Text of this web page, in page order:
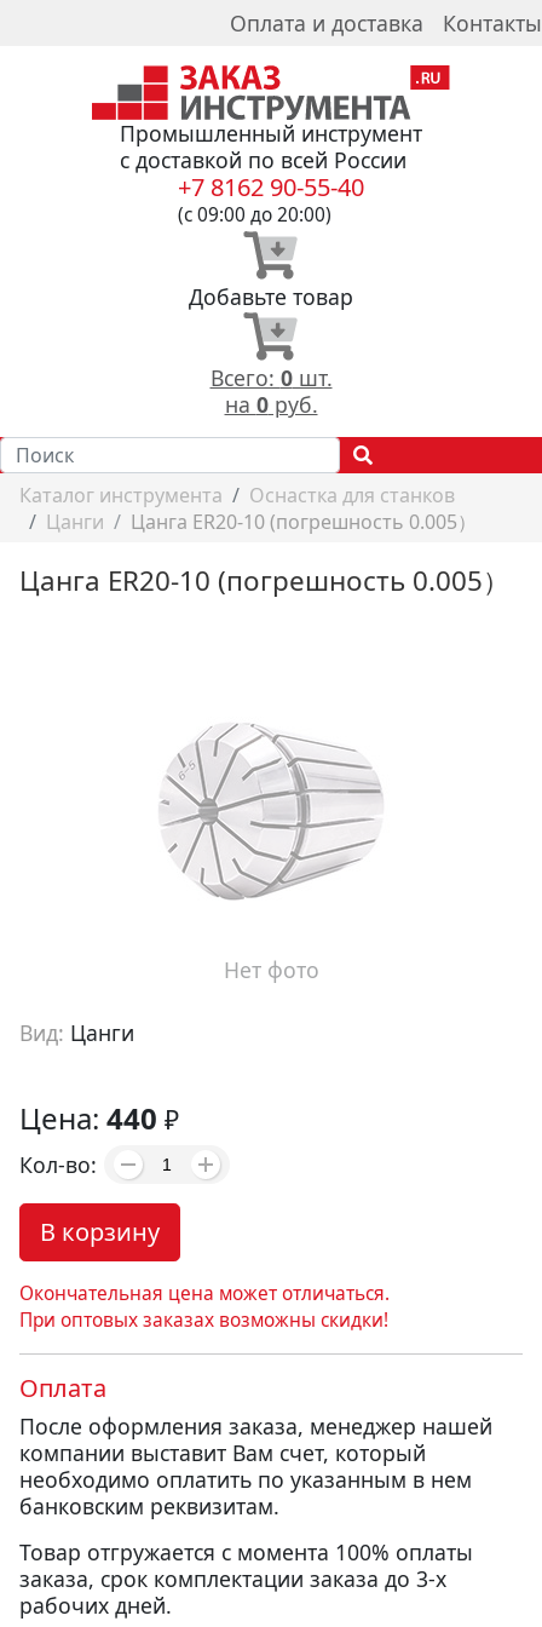
Оплата и доставка Контакты
Промышленный инструмент
с доставкой по всей России
+7 8162 90-55-40
(с 09:00 до 20:00)
Добавьте товар
Всего: 0шт.
на 0руб.
Каталог инструмента
Оснастка для станков
Цанги
Цанга ER20-10 (погрешность 0.005）
Цанга ER20-10 (погрешность 0.005）
Нет фото
Вид: Цанги
Цена: 440 ₽
Кол-во:
В корзину
Окончательная цена может отличаться.
При оптовых заказах возможны скидки!
Оплата
После оформления заказа, менеджер нашей
компании выставит Вам счет, который
необходимо оплатить по указанным в нем
банковским реквизитам.
Товар отгружается с момента 100% оплаты
заказа, срок комплектации заказа до 3-х
рабочих дней.